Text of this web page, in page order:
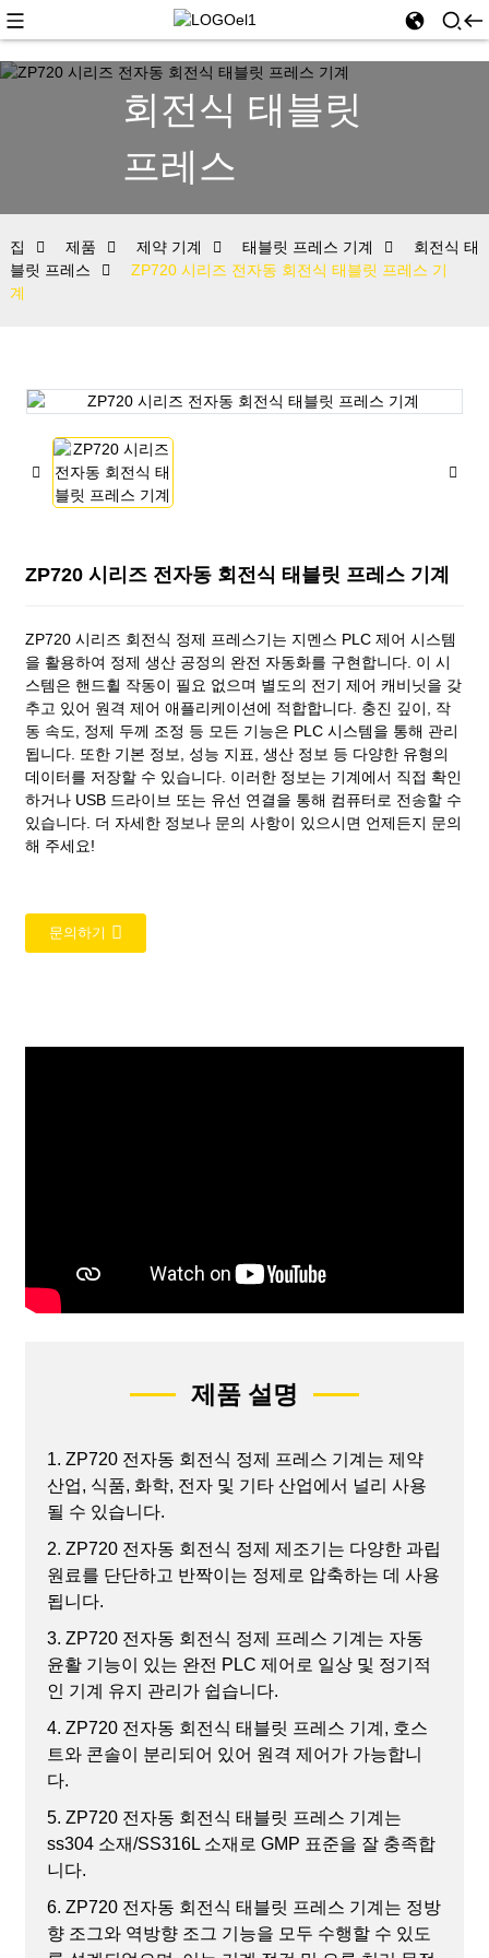
회전식 태블릿
프레스
집 제품 제약 기계 태블릿 프레스 기계
회전식 태
블릿 프레스
ZP720 시리즈 전자동 회전식 태블릿 프레스 기
계
ZP720 시리즈 전자동 회전식 태블릿 프레스 기계
ZP720 시리즈 회전식 정제 프레스기는 지멘스 PLC 제어 시스템
을 활용하여 정제 생산 공정의 완전 자동화를 구현합니다. 이 시
스템은 핸드휠 작동이 필요 없으며 별도의 전기 제어 캐비닛을 갖
추고 있어 원격 제어 애플리케이션에 적합합니다. 충진 깊이, 작
동 속도, 정제 두께 조정 등 모든 기능은 PLC 시스템을 통해 관리
됩니다. 또한 기본 정보, 성능 지표, 생산 정보 등 다양한 유형의
데이터를 저장할 수 있습니다. 이러한 정보는 기계에서 직접 확인
하거나 USB 드라이브 또는 유선 연결을 통해 컴퓨터로 전송할 수
있습니다. 더 자세한 정보나 문의 사항이 있으시면 언제든지 문의
해 주세요!
문의하기
제품 설명
1. ZP720 전자동 회전식 정제 프레스 기계는 제약
산업, 식품, 화학, 전자 및 기타 산업에서 널리 사용
될 수 있습니다.
2. ZP720 전자동 회전식 정제 제조기는 다양한 과립
원료를 단단하고 반짝이는 정제로 압축하는 데 사용
됩니다.
3. ZP720 전자동 회전식 정제 프레스 기계는 자동
윤활 기능이 있는 완전 PLC 제어로 일상 및 정기적
인 기계 유지 관리가 쉽습니다.
4. ZP720 전자동 회전식 태블릿 프레스 기계, 호스
트와 콘솔이 분리되어 있어 원격 제어가 가능합니
다.
5. ZP720 전자동 회전식 태블릿 프레스 기계는
ss304 소재/SS316L 소재로 GMP 표준을 잘 충족합
니다.
6. ZP720 전자동 회전식 태블릿 프레스 기계는 정방
향 조그와 역방향 조그 기능을 모두 수행할 수 있도